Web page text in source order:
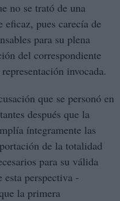
no se trató de una
pues carecía de
para su plena
del correspondiente
invocada.
que se personó en
después que la
íntegramente las
de la totalidad
para su válida
perspectiva -
la primera